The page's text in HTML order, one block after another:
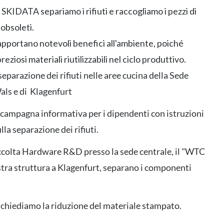
separiamo i rifiuti e raccogliamo i pezzi di
notevoli benefici all'ambiente, poiché
materiali riutilizzabili nel ciclo produttivo.
dei rifiuti nelle aree cucina della Sede
e di Klagenfurt
informativa per i dipendenti con istruzioni
separazione dei rifiuti.
Hardware R&D presso la sede centrale, il "WTC
struttura a Klagenfurt, separano i componenti
la riduzione del materiale stampato.